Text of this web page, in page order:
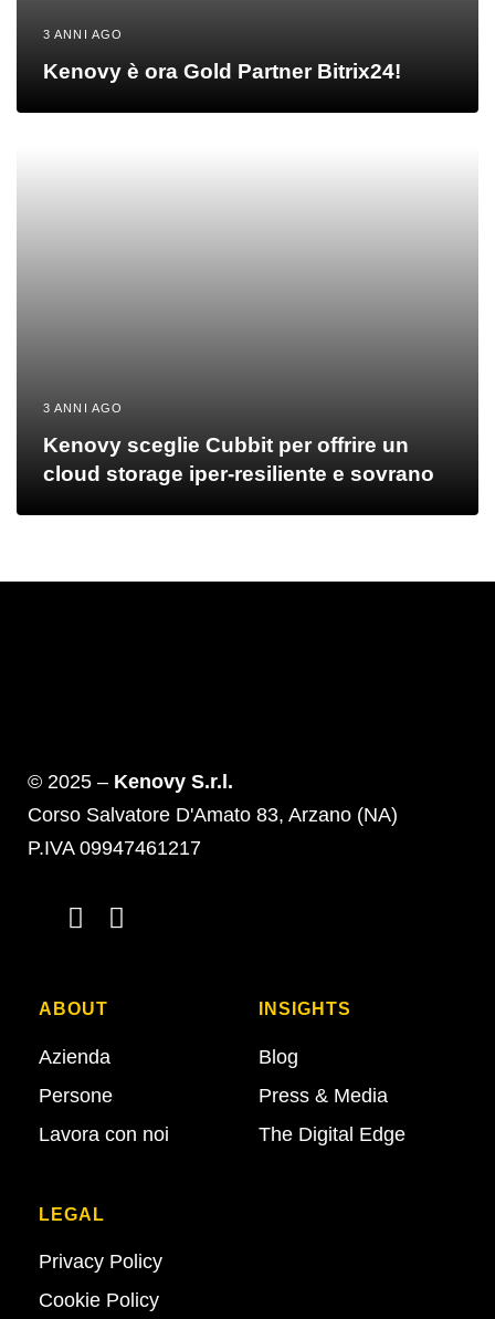
3 ANNI AGO
Kenovy è ora Gold Partner Bitrix24!
3 ANNI AGO
Kenovy sceglie Cubbit per offrire un
cloud storage iper-resiliente e sovrano
© 2025 – Kenovy S.r.l.
Corso Salvatore D'Amato 83, Arzano (NA)
P.IVA 09947461217
ABOUT
Azienda
Persone
Lavora con noi
INSIGHTS
Blog
Press & Media
The Digital Edge
LEGAL
Privacy Policy
Cookie Policy